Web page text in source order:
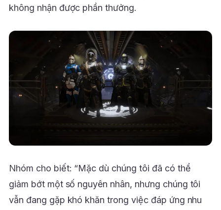
không nhận được phần thưởng.
Nhóm cho biết: “Mặc dù chúng tôi đã có thể
giảm bớt một số nguyên nhân, nhưng chúng tôi
vẫn đang gặp khó khăn trong việc đáp ứng nhu